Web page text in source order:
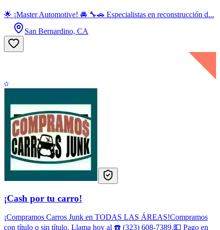
🌟 ¡Master Automotive! 🚘 🔧🚗 Especialistas en reconstrucción d...
San Bernardino, CA
¡Cash por tu carro!
¡Compramos Carros Junk en TODAS LAS ÁREAS!Compramos
con título o sin título. Llama hoy al ☎️ (323) 608-7389.💵 Pago en